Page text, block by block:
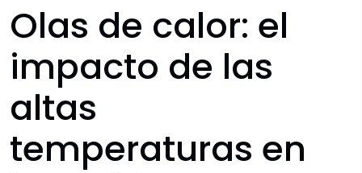
Olas de calor: el
impacto de las
altas
temperaturas en